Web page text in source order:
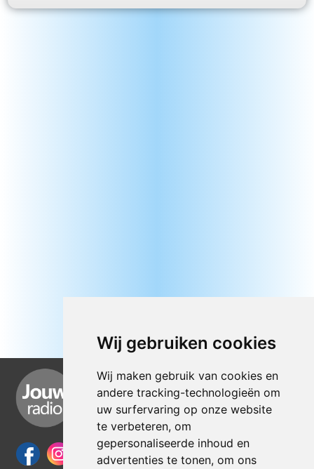
Wij gebruiken cookies
Wij maken gebruik van cookies en
andere tracking-technologieën om
uw surfervaring op onze website
te verbeteren, om
gepersonaliseerde inhoud en
advertenties te tonen, om ons